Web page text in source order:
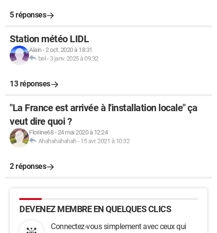
5 réponses
Station météo LIDL
Alain-2 oct. 2020 à 18:31
bel - 3 janv. 2025 à 09:32
13 réponses
"La France est arrivée à l'installation locale" ça
veut dire quoi ?
Floriine68-24 mai 2020 à 12:24
Ahahahahahah- 15 avr. 2021 à 10:32
2 réponses
DEVENEZ MEMBRE EN QUELQUES CLICS
Connectez-vous simplement avec ceux qui